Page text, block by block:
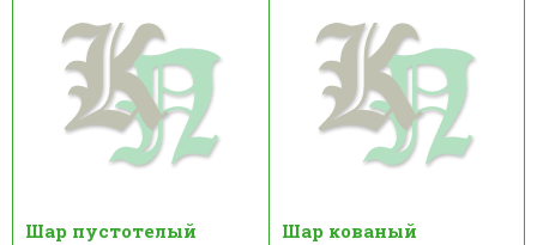
Шар пустотелый Шар кованый